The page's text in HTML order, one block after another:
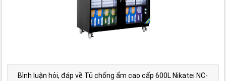
Bình luận hỏi, đáp về Tủ chống ẩm cao cấp 600L Nikatei NC-